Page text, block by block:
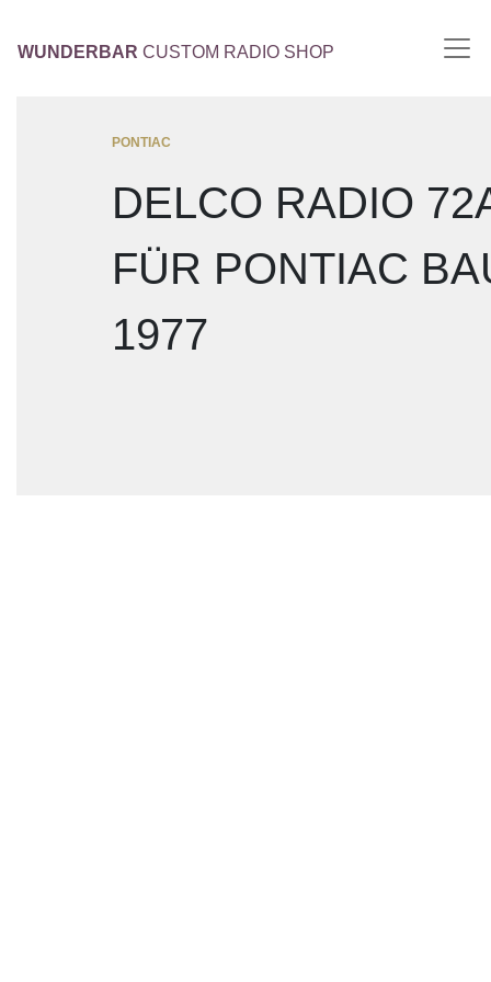
WUNDERBAR CUSTOM RADIO SHOP
PONTIAC
DELCO RADIO
FÜR PONTIAC
1977